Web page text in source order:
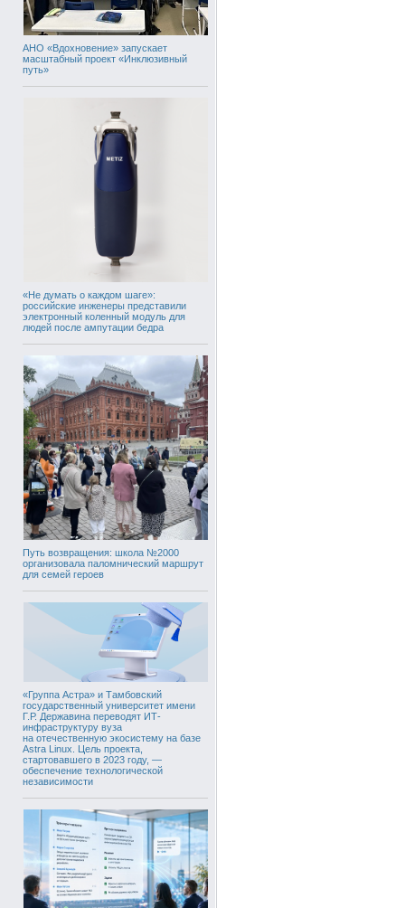
АНО «Вдохновение» запускает
масштабный проект «Инклюзивный
путь»
«Не думать о каждом шаге»:
российские инженеры представили
электронный коленный модуль для
людей после ампутации бедра
Путь возвращения: школа №2000
организовала паломнический маршрут
для семей героев
«Группа Астра» и Тамбовский
государственный университет имени
Г.Р. Державина переводят ИТ-
инфраструктуру вуза
на отечественную экосистему на базе
Astra Linux. Цель проекта,
стартовавшего в 2023 году, —
обеспечение технологической
независимости